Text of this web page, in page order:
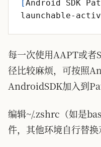
[Android SDK
launchable-
每一次使用AAPT或
径比较麻烦，可按照
AndroidSDK加入到
编辑~/.zshrc（如是
件，其他环境自行替换